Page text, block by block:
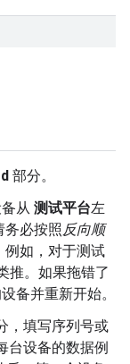
部分。
从 测试平台左
务必按照反向顺
例如，对于测试
推。如果拖错了
备并重新开始。
，填写序列号或
台设备的数据例